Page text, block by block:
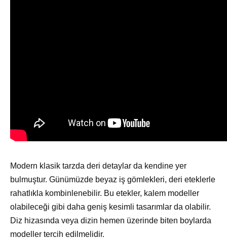
Modern klasik tarzda deri detaylar da kendine yer
bulmuştur. Günümüzde beyaz iş gömlekleri, deri eteklerle
rahatlıkla kombinlenebilir. Bu etekler, kalem modeller
olabileceği gibi daha geniş kesimli tasarımlar da olabilir.
Diz hizasında veya dizin hemen üzerinde biten boylarda
modeller tercih edilmelidir.